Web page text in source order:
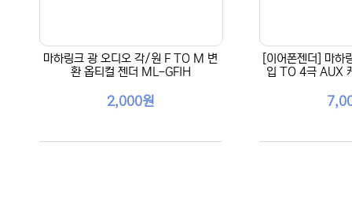
마하링크 광 오디오 각/원 F TO M 변
환 옵티컬 젠더 ML-GFIH
2,000원
[이어폰젠더] 마
입 TO 4극 AUX